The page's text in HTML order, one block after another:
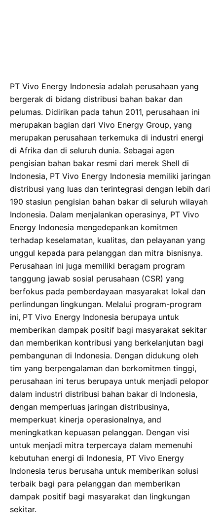
PT Vivo Energy Indonesia adalah perusahaan yang
bergerak di bidang distribusi bahan bakar dan
pelumas. Didirikan pada tahun 2011, perusahaan ini
merupakan bagian dari Vivo Energy Group, yang
merupakan perusahaan terkemuka di industri energi
di Afrika dan di seluruh dunia. Sebagai agen
pengisian bahan bakar resmi dari merek Shell di
Indonesia, PT Vivo Energy Indonesia memiliki jaringan
distribusi yang luas dan terintegrasi dengan lebih dari
190 stasiun pengisian bahan bakar di seluruh wilayah
Indonesia. Dalam menjalankan operasinya, PT Vivo
Energy Indonesia mengedepankan komitmen
terhadap keselamatan, kualitas, dan pelayanan yang
unggul kepada para pelanggan dan mitra bisnisnya.
Perusahaan ini juga memiliki beragam program
tanggung jawab sosial perusahaan (CSR) yang
berfokus pada pemberdayaan masyarakat lokal dan
perlindungan lingkungan. Melalui program-program
ini, PT Vivo Energy Indonesia berupaya untuk
memberikan dampak positif bagi masyarakat sekitar
dan memberikan kontribusi yang berkelanjutan bagi
pembangunan di Indonesia. Dengan didukung oleh
tim yang berpengalaman dan berkomitmen tinggi,
perusahaan ini terus berupaya untuk menjadi pelopor
dalam industri distribusi bahan bakar di Indonesia,
dengan memperluas jaringan distribusinya,
memperkuat kinerja operasionalnya, and
meningkatkan kepuasan pelanggan. Dengan visi
untuk menjadi mitra terpercaya dalam memenuhi
kebutuhan energi di Indonesia, PT Vivo Energy
Indonesia terus berusaha untuk memberikan solusi
terbaik bagi para pelanggan dan memberikan
dampak positif bagi masyarakat dan lingkungan
sekitar.